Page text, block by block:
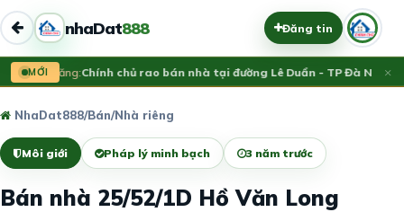
nhaDat888 Đăng tin
MỚI
Vừa đăng:Chính chủ rao bán nhà tại đường Lê Duẩn - TP Đà Nẵng;×
NhaDat888/Bán/Nhà riêng
Môi giới Pháp lý minh bạch 3 năm trước
Bán nhà 25/52/1D Hồ Văn Long